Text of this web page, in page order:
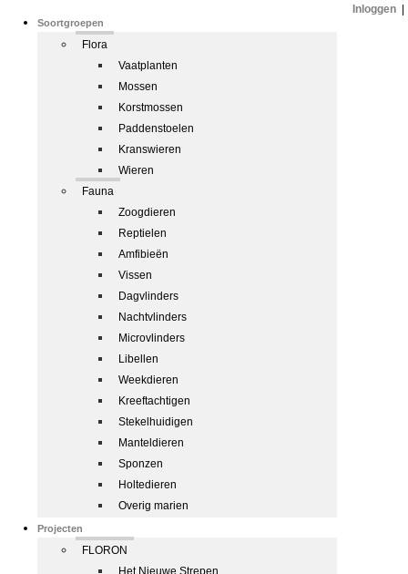
Soortgroepen
Flora
Vaatplanten
Mossen
Korstmossen
Paddenstoelen
Kranswieren
Wieren
Fauna
Zoogdieren
Reptielen
Amfibieën
Vissen
Dagvlinders
Nachtvlinders
Microvlinders
Libellen
Weekdieren
Kreeftachtigen
Stekelhuidigen
Manteldieren
Sponzen
Holtedieren
Overig marien
Projecten
FLORON
Het Nieuwe Strepen
Inloggen